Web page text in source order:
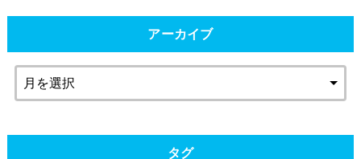
アーカイブ
タグ